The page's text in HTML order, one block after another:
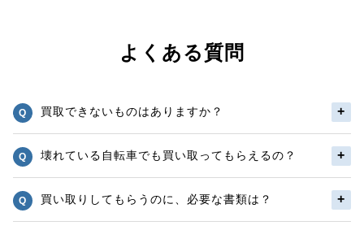
よくある質問
買取できないものはありますか？
壊れている自転車でも買い取ってもらえるの？
買い取りしてもらうのに、必要な書類は？